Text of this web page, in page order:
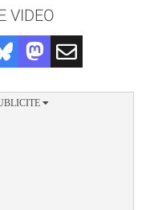
VIDEO